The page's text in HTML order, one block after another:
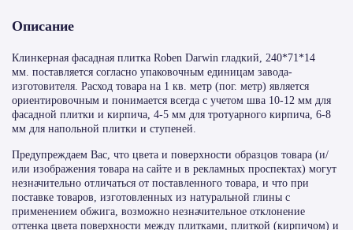
Описание
Клинкерная фасадная плитка Roben Darwin гладкий, 240*71*14
мм. поставляется согласно упаковочным единицам завода-
изготовителя. Расход товара на 1 кв. метр (пог. метр) является
ориентировочным и понимается всегда с учетом шва 10-12 мм для
фасадной плитки и кирпича, 4-5 мм для тротуарного кирпича, 6-8
мм для напольной плитки и ступеней.
Предупреждаем Вас, что цвета и поверхности образцов товара (и/
или изображения товара на сайте и в рекламных проспектах) могут
незначительно отличаться от поставленного товара, и что при
поставке товаров, изготовленных из натуральной глины с
применением обжига, возможно незначительное отклонение
оттенка цвета поверхности между плитками, плиткой (кирпичом) и